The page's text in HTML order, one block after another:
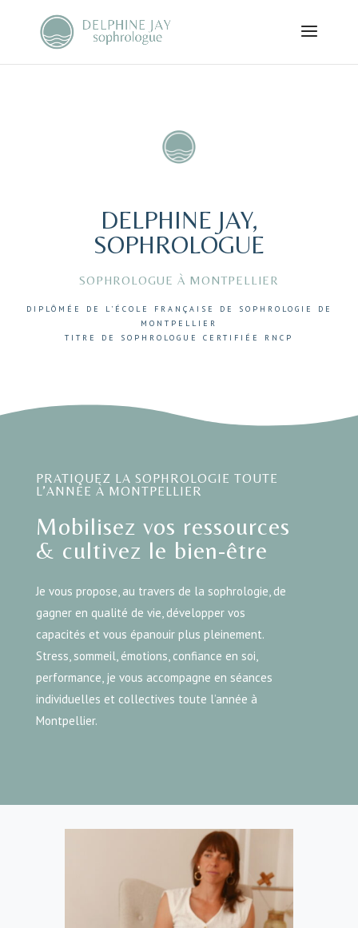
DELPHINE JAY,
SOPHROLOGUE
SOPHROLOGUE À MONTPELLIER
DIPLÔMÉE DE L’ÉCOLE FRANÇAISE DE SOPHROLOGIE DE
MONTPELLIER
TITRE DE SOPHROLOGUE CERTIFIÉE RNCP
PRATIQUEZ LA SOPHROLOGIE TOUTE
L’ANNÉE À MONTPELLIER
Mobilisez vos ressources
& cultivez le bien-être
Je vous propose, au travers de la sophrologie, de
gagner en qualité de vie, développer vos
capacités et vous épanouir plus pleinement.
Stress, sommeil, émotions, confiance en soi,
performance, je vous accompagne en séances
individuelles et collectives toute l’année à
Montpellier.